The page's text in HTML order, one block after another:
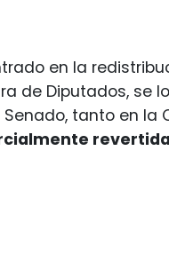
en la
de Diputados, se
tanto en